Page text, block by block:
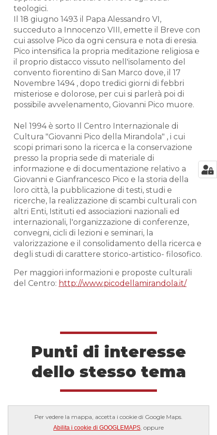
teologici.
Il 18 giugno 1493 il Papa Alessandro VI,
succeduto a Innocenzo VIII, emette il Breve con
cui assolve Pico da ogni censura e nota di eresia.
Pico intensifica la propria meditazione religiosa e
il proprio distacco vissuto nell'isolamento del
convento fiorentino di San Marco dove, il 17
Novembre 1494 , dopo tredici giorni di febbri
misteriose e dolorose, per cui si parlerà poi di
possibile avvelenamento, Giovanni Pico muore.
Nel 1994 è sorto Il Centro Internazionale di
Cultura "Giovanni Pico della Mirandola" , i cui
scopi primari sono la ricerca e la conservazione
presso la propria sede di materiale di
informazione e di documentazione relativo a
Giovanni e Gianfrancesco Pico e la storia della
loro città, la pubblicazione di testi, studi e
ricerche, la realizzazione di scambi culturali con
altri Enti, Istituti ed associazioni nazionali ed
internazionali, l'organizzazione di conferenze,
convegni, cicli di lezioni e seminari, la
valorizzazione e il consolidamento della ricerca e
degli studi di carattere storico-artistico- filosofico.
Per maggiori informazioni e proposte culturali
del Centro: http://www.picodellamirandola.it/
Punti di interesse
dello stesso tema
Per vedere la mappa, accetta i cookie di Google Maps.
Abilita i cookie di GOOGLEMAPS, oppure